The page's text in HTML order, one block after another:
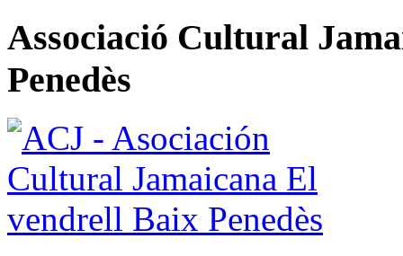
Associació Cultural
Penedès